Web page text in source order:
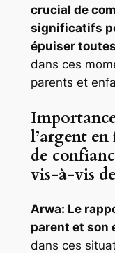
crucial de
significatifs
épuiser
dans ces
parents et
l’argent
de
vis-à-vis
Arwa: Le
parent et son
dans ces